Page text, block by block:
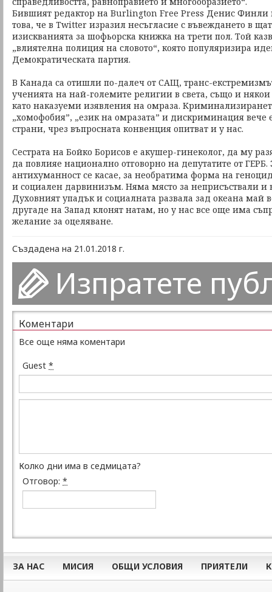
Бившият редактор на Burlington Free Press Денис Финли
това, че в Twitter изразил несъгласие с въвеждането в
изискванията за шофьорска книжка на трети пол. Той
„влиятелна полиция на словото“, която популяризира
Демократическата партия.
В Канада са отишли по-далеч от САЩ, транс-
ученията на най-големите религии в света, също и
като наказуеми изявления на омраза.
„хомофобия”, „език на омразата” и дискриминация вече
страни, чрез въпросната конвенция опитват и у нас.
Сестрата на Бойко Борисов е акушер-гинеколог, да му
да повлияе национално отговорно на депутатите от ГЕРБ.
антихуманност се касае, за необратима форма на
и социален дарвинизъм. Няма място за неприсъствали и
Духовният упадък и социалната развала зад океана май
другаде на Запад клонят натам, но у нас все още има
желание за оцеляване.
Създадена на 21.01.2018 г.
Изпратете
Коментари
Все още няма коментари
Guest *
Колко дни има в седмицата?
Отговор: *
ЗА НАС МИСИЯ ОБЩИ УСЛОВИЯ ПРИЯТЕЛИ